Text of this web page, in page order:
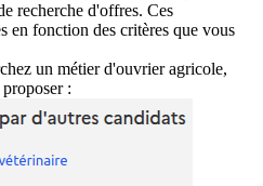
recherche d'offres. Ces
en fonction des critères que vous
un métier d'ouvrier agricole,
: